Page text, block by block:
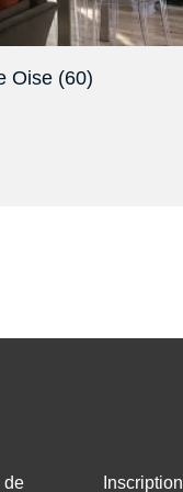
Oise (60)
de Inscription